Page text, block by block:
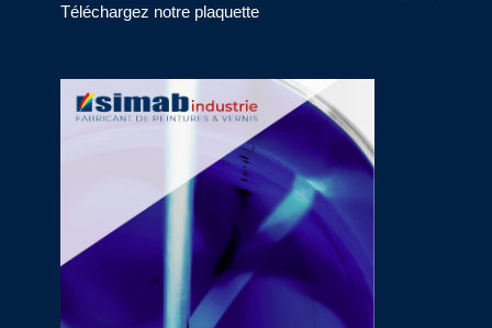
Téléchargez notre plaquette